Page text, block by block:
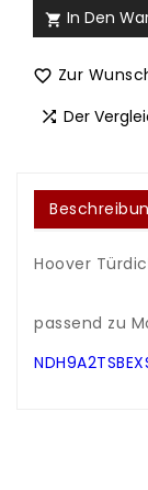
 In Den
 Zur
 Der
Hoover
passend zu